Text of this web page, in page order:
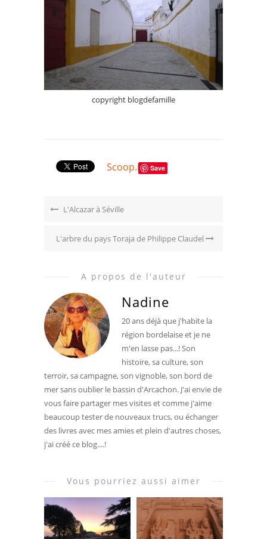
copyright blogdefamille
Scoop.it Save
L'Alcazar à Séville
L'arbre du pays Toraja de Philippe Claudel
A propos de l'auteur
Nadine
20 ans déjà que j'habite la
région bordelaise et je ne
m'en lasse pas...! Son
histoire, sa culture, son
terroir, sa campagne, son vignoble, son bord de
mer sans oublier le bassin d'Arcachon. J'ai envie de
vous faire partager mes visites et comme j'aime
beaucoup tester de nouveaux trucs, ou échanger
des livres avec mes amies et plein d'autres choses,
j'ai créé ce blog....!
Vous pourriez aussi aimer